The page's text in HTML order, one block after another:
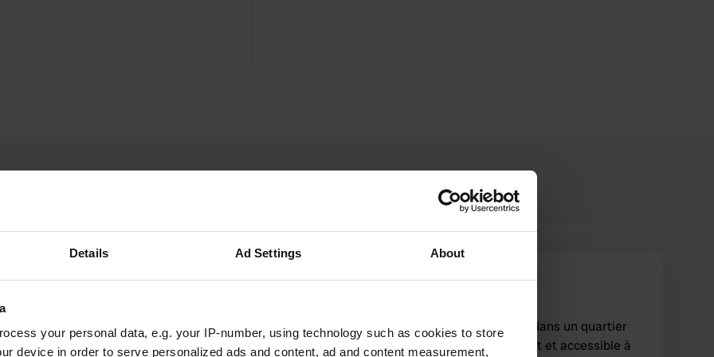
Details Ad Settings About
your personal data, e.g. your IP-number, using technology such as cookies to store
device in order to serve personalized ads and content, ad and content measurement,
M MaJü5975
Un camping d'une beauté époustouflante. Ce
mini-camping offre tout le nécessaire, ainsi
rosieglo
Petit camping très convivial dans un quartier
agréable. Veere est charmant et accessible à